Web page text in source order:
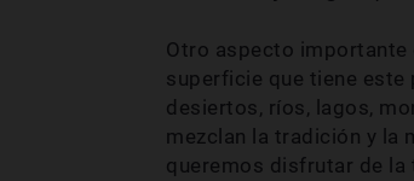
Otro aspecto importante
superficie que tiene
desiertos, ríos, lagos,
mezclan la tradición y la
queremos disfrutar de